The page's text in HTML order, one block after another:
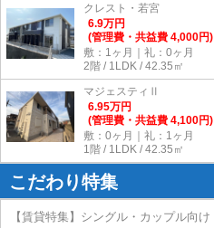
クレスト・若宮
6.9万円
(管理費・共益費 4,000円)
敷：1ヶ月｜礼：0ヶ月
2階 / 1LDK / 42.35㎡
マジェスティⅡ
6.95万円
(管理費・共益費 4,100円)
敷：0ヶ月｜礼：1ヶ月
1階 / 1LDK / 42.35㎡
こだわり特集
【賃貸特集】シングル・カップル向け